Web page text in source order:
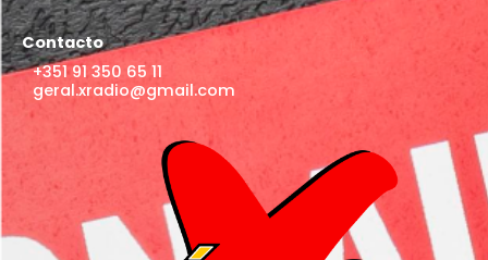
Contacto
+351 91 350 65 11
geral.xradio@gmail.com